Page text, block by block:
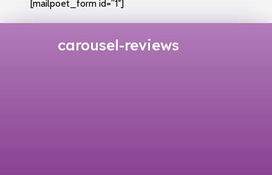
[mailpoet_form id=”1″]
carousel-reviews